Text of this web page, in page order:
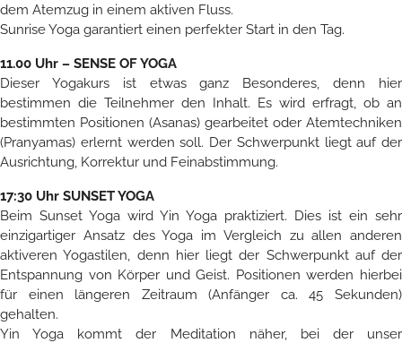
dem Atemzug in einem aktiven Fluss.
Sunrise Yoga garantiert einen perfekter Start in den Tag.
11.00 Uhr – SENSE OF YOGA
Dieser Yogakurs ist etwas ganz Besonderes, denn hier
bestimmen die Teilnehmer den Inhalt. Es wird erfragt, ob an
bestimmten Positionen (Asanas) gearbeitet oder Atemtechniken
(Pranyamas) erlernt werden soll. Der Schwerpunkt liegt auf der
Ausrichtung, Korrektur und Feinabstimmung.
17:30 Uhr SUNSET YOGA
Beim Sunset Yoga wird Yin Yoga praktiziert. Dies ist ein sehr
einzigartiger Ansatz des Yoga im Vergleich zu allen anderen
aktiveren Yogastilen, denn hier liegt der Schwerpunkt auf der
Entspannung von Körper und Geist. Positionen werden hierbei
für einen längeren Zeitraum (Anfänger ca. 45 Sekunden)
gehalten.
Yin Yoga kommt der Meditation näher, bei der unser